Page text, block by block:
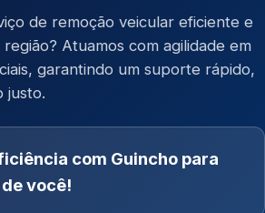
de remoção veicular eficiente e
Atuamos com agilidade em
garantindo um suporte rápido,
justo.
com Guincho para
você!